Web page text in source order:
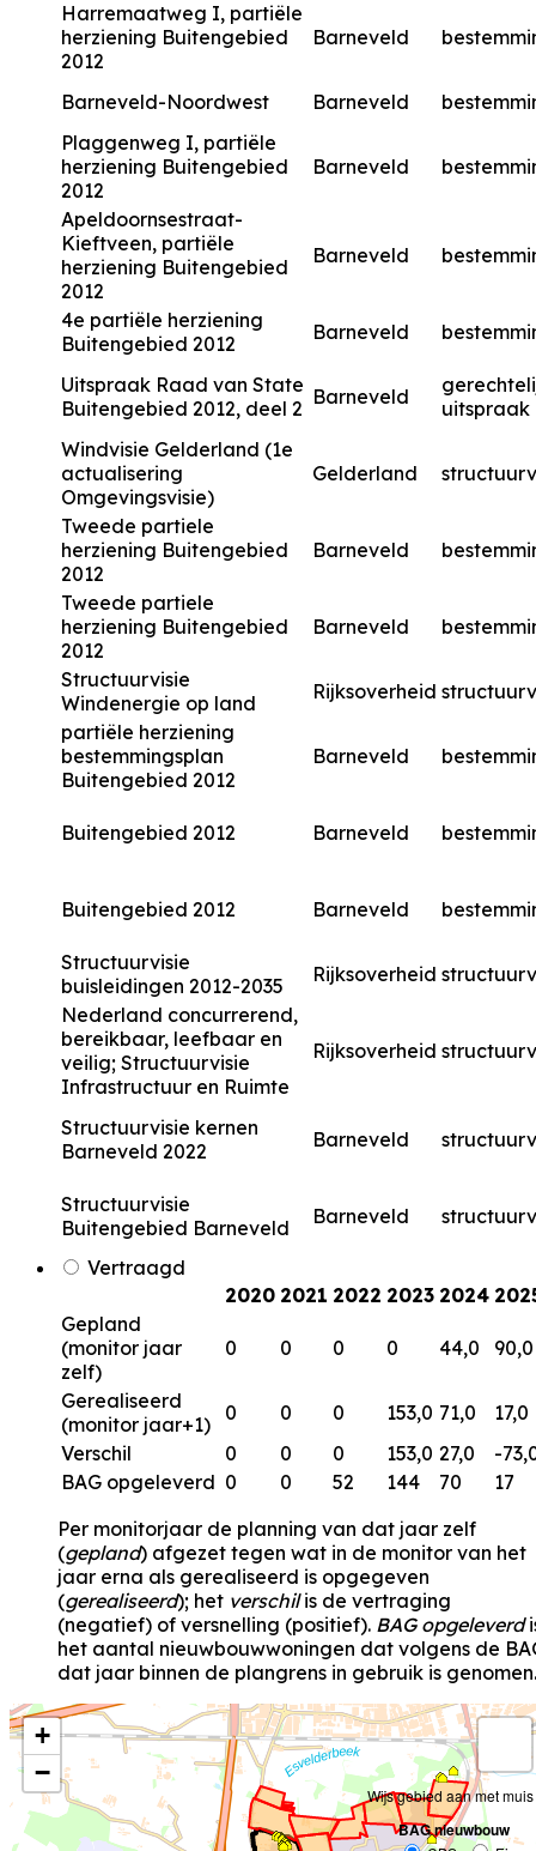
Harremaatweg I, partiële
herziening Buitengebied
2012
Barneveld
Barneveld-Noordwest Barneveld
Plaggenweg I, partiële
herziening Buitengebied
2012
Barneveld
Apeldoornsestraat-
Kieftveen, partiële
herziening Buitengebied
2012
Barneveld
4e partiële herziening
Buitengebied 2012
Barneveld
Uitspraak Raad van State
Buitengebied 2012, deel 2 Barneveld
uitspraak
Windvisie Gelderland (1e
actualisering
Omgevingsvisie)
Gelderland
Tweede partiele
herziening Buitengebied
2012
Barneveld
Tweede partiele
herziening Buitengebied
2012
Barneveld
Structuurvisie
Windenergie op land
Rijksoverheid
partiële herziening
bestemmingsplan
Buitengebied 2012
Barneveld
Buitengebied 2012 Barneveld
Buitengebied 2012 Barneveld
Structuurvisie
buisleidingen 2012-2035
Rijksoverheid
Nederland concurrerend,
bereikbaar, leefbaar en
veilig; Structuurvisie
Infrastructuur en Ruimte
Rijksoverheid
Structuurvisie kernen
Barneveld 2022
Barneveld
Structuurvisie
Buitengebied Barneveld
Barneveld
Vertraagd
2020 2021 2022 2023 2024
Gepland
(monitor jaar
zelf)
0 0 0 0 44,0 90,0
Gerealiseerd
(monitor jaar+1)
0 0 0 153,0 71,0
17,0
Verschil
0 0 0 153,0 27,0
-
BAG opgeleverd 0 0 52 144 70
17
Per monitorjaar de planning van dat jaar zelf
(gepland) afgezet tegen wat in de monitor van het
jaar erna als gerealiseerd is opgegeven
(gerealiseerd); het verschilis de vertraging
(negatief) of versnelling (positief). BAG opgeleverd
het aantal nieuwbouwwoningen dat volgens de
dat jaar binnen de plangrens in gebruik is genomen.
+
−
Wijs gebied aan met muis
BAG nieuwbouw